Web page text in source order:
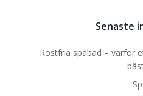
Senaste
Rostfria spabad – varför